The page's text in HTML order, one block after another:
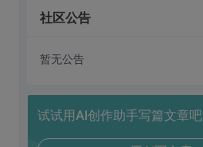
社区公告
暂无公告
试试用AI创作助手写篇文章吧